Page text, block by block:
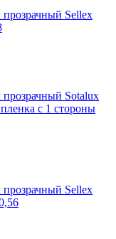
Sellex
Sotalux
с 1 стороны
Sellex